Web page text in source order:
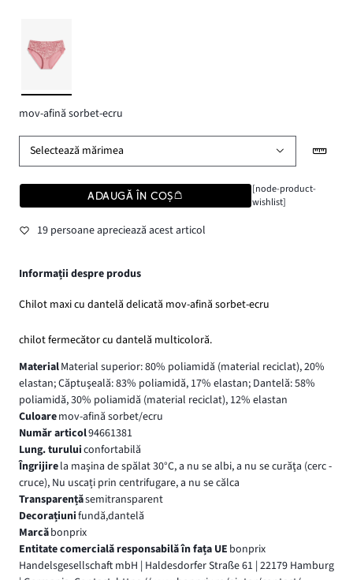
mov-afină sorbet-ecru
Selectează mărimea
ADAUGĂ ÎN COȘ
[node-product-
wishlist]
19 persoane apreciează acest articol
Informații despre produs
Chilot maxi cu dantelă delicată mov-afină sorbet-ecru
chilot fermecător cu dantelă multicoloră.
MaterialMaterial superior: 80% poliamidă (material reciclat), 20%
elastan; Căptuşeală: 83% poliamidă, 17% elastan; Dantelă: 58%
poliamidă, 30% poliamidă (material reciclat), 12% elastan
Culoaremov-afină sorbet/ecru
Număr articol94661381
Lung. turuluiconfortabilă
Îngrijirela maşina de spălat 30°C, a nu se albi, a nu se curăţa (cerc -
cruce), Nu uscați prin centrifugare, a nu se călca
Transparențăsemitransparent
Decorațiunifundă,dantelă
Marcăbonprix
Entitate comercială responsabilă în fața UE bonprix
Handelsgesellschaft mbH | Haldesdorfer Straße 61 | 22179 Hamburg